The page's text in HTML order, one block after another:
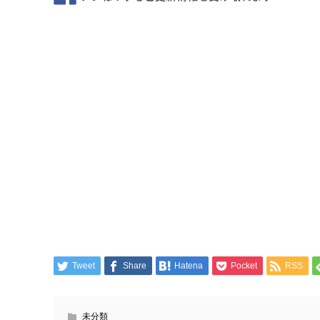
Tweet Share Hatena Pocket RSS
未分類